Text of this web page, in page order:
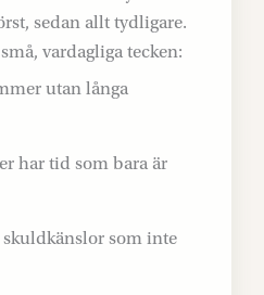
sedan allt tydligare.
vardagliga tecken:
utan långa
har tid som bara är
som inte